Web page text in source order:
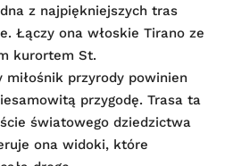
z najpiękniejszych tras
Łączy ona włoskie Tirano ze
kurortem St.
miłośnik przyrody powinien
przygodę. Trasa ta
światowego dziedzictwa
ona widoki, które